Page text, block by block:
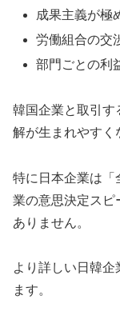
成果主義が極
労働組合の交
部門ごとの利
韓国企業と取引す
解が生まれやすく
特に日本企業は「
業の意思決定スピ
ありません。
より詳しい日韓企
ます。